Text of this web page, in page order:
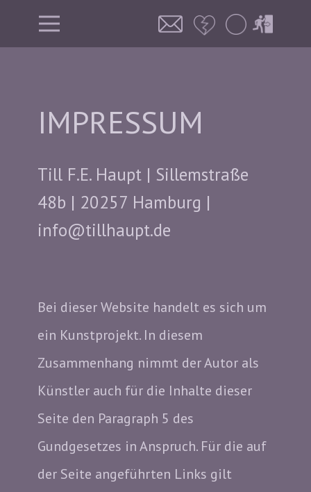
IMPRESSUM
Till F.E. Haupt | Sillemstraße
48b | 20257 Hamburg |
info@tillhaupt.de
Bei dieser Website handelt es sich um
ein Kunstp​rojekt. In diesem
Zusammenhang nimmt der Autor als
Künstler auch für die Inhalte dieser
Seite den Paragraph 5 des
Gundgesetzes in Anspruch. Für die auf
der Seite angeführten Links gilt